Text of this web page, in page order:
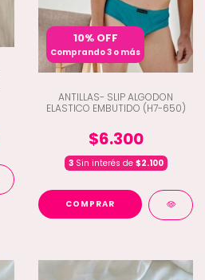
10% OFF
Comprando 3 o más
ANTILLAS- SLIP ALGODON
ELASTICO EMBUTIDO (H7-650)
$6.300
3Sin interés de $2.100
COMPRAR